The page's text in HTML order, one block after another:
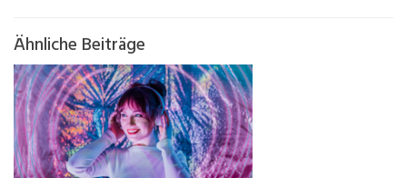
Ähnliche Beiträge